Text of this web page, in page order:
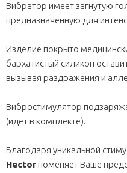
Вибратор имеет загнутую
предназначенную для
Изделие покрыто
бархатистый силикон
вызывая раздражения и
Вибростимулятор
(идет в комплекте).
Благодаря уникальной
Hector поменяет Ваше